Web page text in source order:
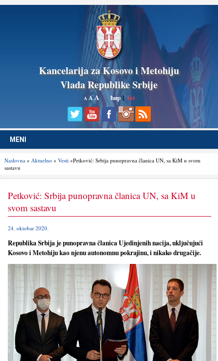
Kancelarija za Kosovo i Metohiju
Vlada Republike Srbije
A AA ћир|lat
MENI
Naslovna» Aktuelno» Vesti»Petković: Srbija punopravna članica UN, sa KiM u svom
sastavu
Petković: Srbija punopravna članica UN, sa KiM u
svom sastavu
24. oktobar 2020.
Republika Srbija je punopravna članica Ujedinjenih nacija, uklјučujući
Kosovo i Metohiju kao njenu autonomnu pokrajinu, i nikako drugačije.